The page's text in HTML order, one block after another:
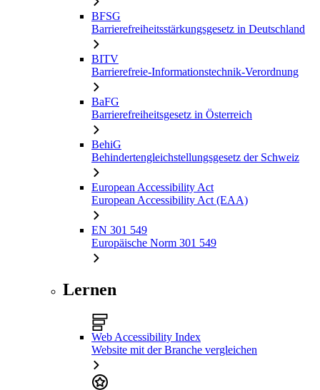
BFSG
Barrierefreiheitsstärkungsgesetz in Deutschland
BITV
Barrierefreie-Informationstechnik-Verordnung
BaFG
Barrierefreiheitsgesetz in Österreich
BehiG
Behindertengleichstellungsgesetz der Schweiz
European Accessibility Act
European Accessibility Act (EAA)
EN 301 549
Europäische Norm 301 549
Lernen
Web Accessibility Index
Website mit der Branche vergleichen